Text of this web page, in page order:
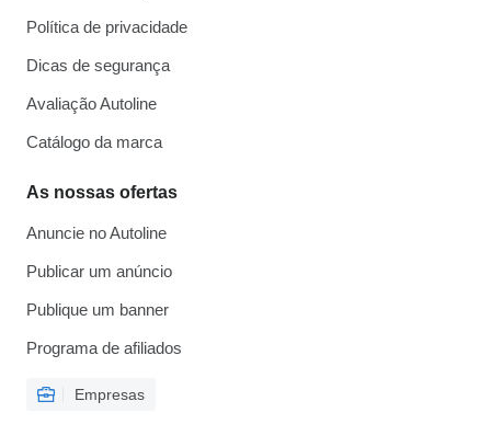
Política de privacidade
Dicas de segurança
Avaliação Autoline
Catálogo da marca
As nossas ofertas
Anuncie no Autoline
Publicar um anúncio
Publique um banner
Programa de afiliados
Empresas